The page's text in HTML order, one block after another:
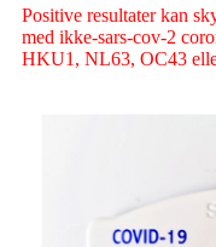
Positive resultater kan
med ikke-sars-cov-2
HKU1, NL63, OC43